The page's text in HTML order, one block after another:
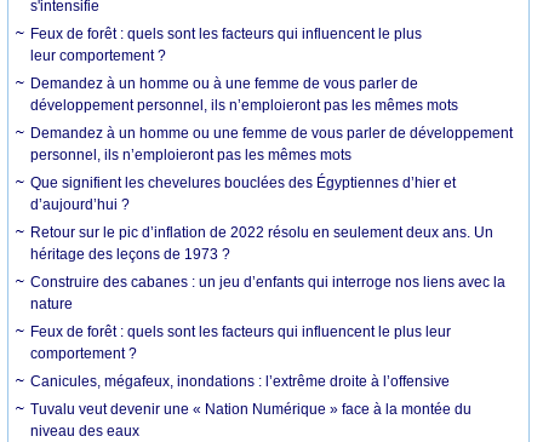
s'intensifie
Feux de forêt : quels sont les facteurs qui influencent le plus
leur comportement ?
Demandez à un homme ou à une femme de vous parler de
développement personnel, ils n’emploieront pas les mêmes mots
Demandez à un homme ou une femme de vous parler de développement
personnel, ils n’emploieront pas les mêmes mots
Que signifient les chevelures bouclées des Égyptiennes d’hier et
d’aujourd’hui ?
Retour sur le pic d’inflation de 2022 résolu en seulement deux ans. Un
héritage des leçons de 1973 ?
Construire des cabanes : un jeu d’enfants qui interroge nos liens avec la
nature
Feux de forêt : quels sont les facteurs qui influencent le plus leur
comportement ?
Canicules, mégafeux, inondations : l’extrême droite à l’offensive
Tuvalu veut devenir une « Nation Numérique » face à la montée du
niveau des eaux